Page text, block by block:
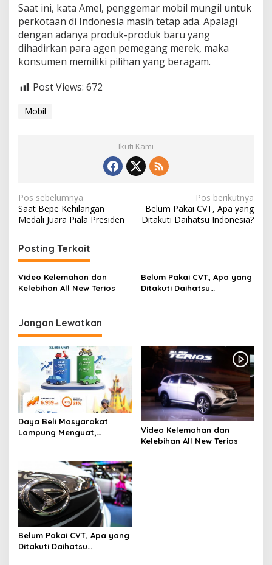
C
Saat ini, kata Amel, penggemar mobil mungil untuk
perkotaan di Indonesia masih tetap ada. Apalagi
dengan adanya produk-produk baru yang
dihadirkan para agen pemegang merek, maka
konsumen memiliki pilihan yang beragam.
Post Views: 672
Mobil
Ikuti Kami
N
a
i
g
a
i
p
s
Pos sebelumnya
Saat Bepe Kehilangan
Medali Juara Piala Presiden
Pos berikutnya
Belum Pakai CVT, Apa yang
Ditakuti Daihatsu Indonesia?
Posting Terkait
Video Kelemahan dan
Kelebihan All New Terios
Belum Pakai CVT, Apa yang
Ditakuti Daihatsu
Jangan Lewatkan
Daya Beli Masyarakat
Lampung Menguat,
Triwulan I 2026
Video Kelemahan dan
Kelebihan All New Terios
Belum Pakai CVT, Apa yang
Ditakuti Daihatsu